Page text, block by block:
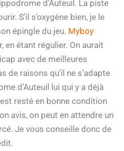
d’Auteuil. La piste
S’il s’oxygène bien, je le
épingle du jeu. Myboy
en étant régulier. On aurait
avec de meilleures
de raisons qu’il ne s’adapte
d’Auteuil lui qui y a déjà
est resté en bonne condition
avis, on peut en attendre un
Je vous conseille donc de